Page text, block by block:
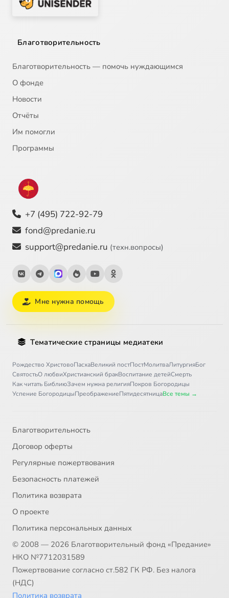
Благотворительность
Благотворительность — помочь нуждающимся
О фонде
Новости
Отчёты
Им помогли
Программы
+7 (495) 722-92-79
fond@predanie.ru
support@predanie.ru (техн.вопросы)
Мне нужна помощь
Тематические страницы медиатеки
Рождество ХристовоПасхаВеликий постПостМолитваЛитургияБог
СвятостьО любвиХристианский бракВоспитание детейСмерть
Как читать БиблиюЗачем нужна религияПокров Богородицы
Успение БогородицыПреображениеПятидесятницаВсе темы →
Благотворительность
Договор оферты
Регулярные пожертвования
Безопасность платежей
Политика возврата
О проекте
Политика персональных данных
© 2008 — 2026 Благотворительный фонд «Предание»
НКО №7712031589
Пожертвование согласно ст.582 ГК РФ. Без налога
(НДС)
Политика возврата